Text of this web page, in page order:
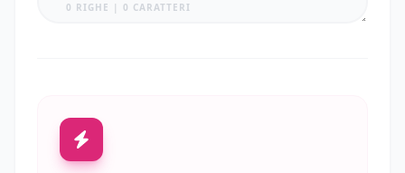
0 RIGHE | 0 CARATTERI